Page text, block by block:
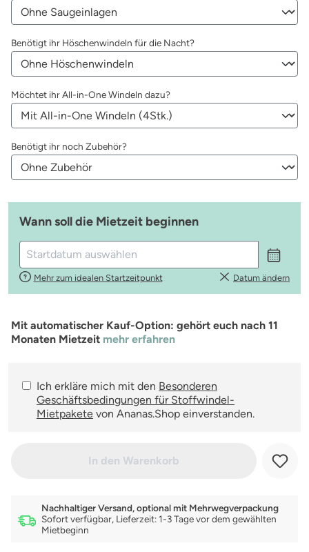
Benötigt ihr Höschenwindeln für die Nacht?auswählen
Möchtet ihr All-in-One Windeln dazu?auswählen
Benötigt ihr noch Zubehör?auswählen
Wann soll die Mietzeit beginnen
Mehr zum idealen Startzeitpunkt Datum ändern
Mit automatischer Kauf-Option: gehört euch nach 11
Monaten Mietzeit mehr erfahren
Ich erkläre mich mit den Besonderen
Geschäftsbedingungen für Stoffwindel-
Mietpakete von Ananas.Shop einverstanden.
In den Warenkorb
Nachhaltiger Versand, optional mit Mehrwegverpackung
Sofort verfügbar, Lieferzeit: 1-3 Tage vor dem gewählten
Mietbeginn